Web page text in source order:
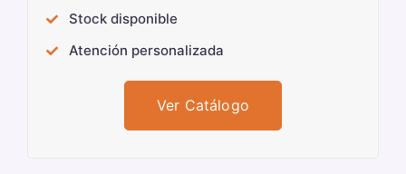
Stock disponible
Atención personalizada
Ver Catálogo